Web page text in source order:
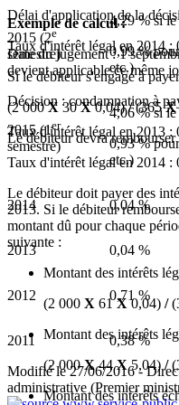
Délai d'application de la
Taux d'intérêt légal en 2014 :
Si le débiteur s'engage à
(2 000X 30X0,04)/(365X
Le débiteur devra rembourser
Exemple de calcul :
Date du jugement : 1
devient applicable ce même
Décision : condamnation à
Taux d'intérêt légal en 2013 :
Taux d'intérêt légal en 2014 :
Le débiteur doit payer des
2013. Si le débiteur
montant dû pour chaque
suivante :
Montant des intérêts
(2 000 X 61X0,04) /
Montant des intérêts
(2 000X44X5,04) /
Montant des intérêts
2015 (2e
semestre)
4,29 %si le
0,99 %pour
etc.)
2015 (1er
semestre)
4,06 %si le
0,93 %pour
etc.)
2014 0,04 %
2013 0,04 %
2012 0,71 %
2011
0,38 %
Modifié le 27/06/2016 -
administrative (Premier